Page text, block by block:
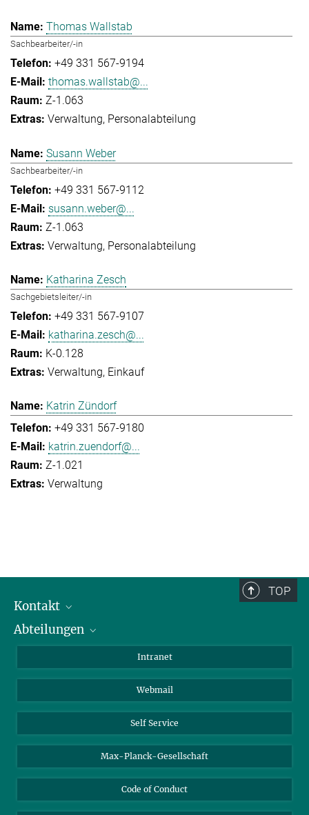
Thomas Wallstab
Sachbearbeiter/-in
+49 331 567-9194
thomas.wallstab@...
Z-1.063
Verwaltung Personalabteilung
Susann Weber
Sachbearbeiter/-in
+49 331 567-9112
susann.weber@...
Z-1.063
Verwaltung Personalabteilung
Katharina Zesch
Sachgebietsleiter/-in
+49 331 567-9107
katharina.zesch@...
K-0.128
Verwaltung Einkauf
Katrin Zündorf
+49 331 567-9180
katrin.zuendorf@...
Z-1.021
Verwaltung
TOP
Kontakt
Mitarbeiterverzeichnis
Abteilungen
Biomolekulare Systeme
Kolloidchemie
Nachhaltige und Bio-inspirierte Materialien
Intranet
Webmail
Self Service
Max-Planck-Gesellschaft
Code of Conduct